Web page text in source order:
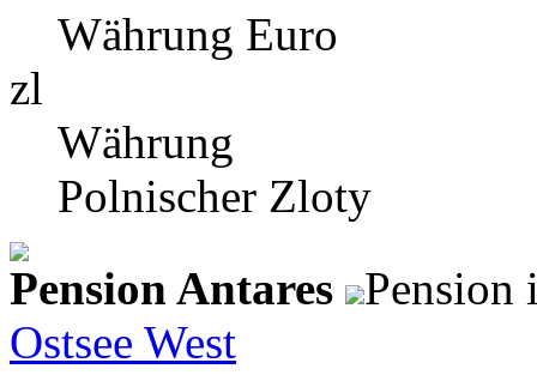
Währung Euro
zl
Währung
Polnischer Zloty
Pension Antares
Ostsee West